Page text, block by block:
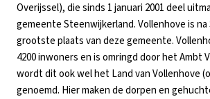
Overijssel), die sinds 1 januari 2001 deel
gemeente Steenwijkerland. Vollenhove is
grootste plaats van deze gemeente.
4200 inwoners en is omringd door het Ambt
wordt dit ook wel het Land van Vollenhove
genoemd. Hier maken de dorpen en